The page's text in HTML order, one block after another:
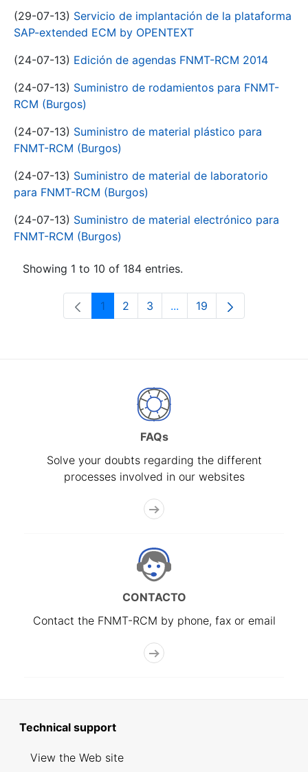
(29-07-13) Servicio de implantación de la plataforma
SAP-extended ECM by OPENTEXT
(24-07-13) Edición de agendas FNMT-RCM 2014
(24-07-13) Suministro de rodamientos para FNMT-
RCM (Burgos)
(24-07-13) Suministro de material plástico para
FNMT-RCM (Burgos)
(24-07-13) Suministro de material de laboratorio
para FNMT-RCM (Burgos)
(24-07-13) Suministro de material electrónico para
FNMT-RCM (Burgos)
Showing 1 to 10 of 184 entries.
Page
1 Page
2 Page
3 ...Intermediate Pages Use
Page
19
FAQs
Solve your doubts regarding the different
processes involved in our websites
CONTACTO
Contact the FNMT-RCM by phone, fax or email
Technical support
View the Web site